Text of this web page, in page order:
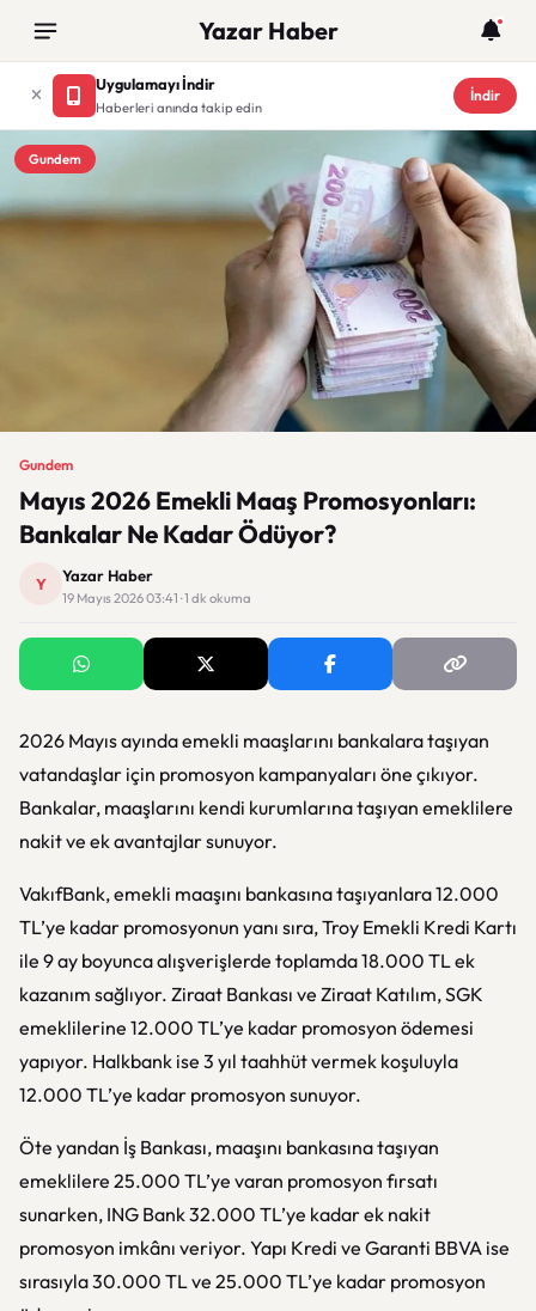
Yazar Haber
Uygulamayı İndir
Haberleri anında takip edin
İndir
Gundem
Gundem
Mayıs 2026 Emekli Maaş Promosyonları:
Bankalar Ne Kadar Ödüyor?
Y Yazar Haber
19 Mayıs 2026 03:41 · 1 dk okuma
2026 Mayıs ayında emekli maaşlarını bankalara taşıyan
vatandaşlar için promosyon kampanyaları öne çıkıyor.
Bankalar, maaşlarını kendi kurumlarına taşıyan emeklilere
nakit ve ek avantajlar sunuyor.
VakıfBank, emekli maaşını bankasına taşıyanlara 12.000
TL’ye kadar promosyonun yanı sıra, Troy Emekli Kredi Kartı
ile 9 ay boyunca alışverişlerde toplamda 18.000 TL ek
kazanım sağlıyor. Ziraat Bankası ve Ziraat Katılım, SGK
emeklilerine 12.000 TL’ye kadar promosyon ödemesi
yapıyor. Halkbank ise 3 yıl taahhüt vermek koşuluyla
12.000 TL’ye kadar promosyon sunuyor.
Öte yandan İş Bankası, maaşını bankasına taşıyan
emeklilere 25.000 TL’ye varan promosyon fırsatı
sunarken, ING Bank 32.000 TL’ye kadar ek nakit
promosyon imkânı veriyor. Yapı Kredi ve Garanti BBVA ise
sırasıyla 30.000 TL ve 25.000 TL’ye kadar promosyon